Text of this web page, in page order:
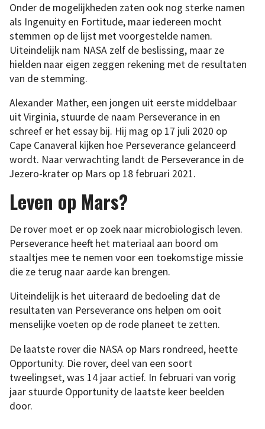
Onder de mogelijkheden zaten ook nog sterke namen
als Ingenuity en Fortitude, maar iedereen mocht
stemmen op de lijst met voorgestelde namen.
Uiteindelijk nam NASA zelf de beslissing, maar ze
hielden naar eigen zeggen rekening met de resultaten
van de stemming.
Alexander Mather, een jongen uit eerste middelbaar
uit Virginia, stuurde de naam Perseverance in en
schreef er het essay bij. Hij mag op 17 juli 2020 op
Cape Canaveral kijken hoe Perseverance gelanceerd
wordt. Naar verwachting landt de Perseverance in de
Jezero-krater op Mars op 18 februari 2021.
Leven op Mars?
De rover moet er op zoek naar microbiologisch leven.
Perseverance heeft het materiaal aan boord om
staaltjes mee te nemen voor een toekomstige missie
die ze terug naar aarde kan brengen.
Uiteindelijk is het uiteraard de bedoeling dat de
resultaten van Perseverance ons helpen om ooit
menselijke voeten op de rode planeet te zetten.
De laatste rover die NASA op Mars rondreed, heette
Opportunity. Die rover, deel van een soort
tweelingset, was 14 jaar actief. In februari van vorig
jaar stuurde Opportunity de laatste keer beelden
door.